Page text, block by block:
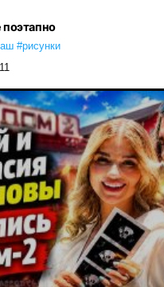
#рисунки
11